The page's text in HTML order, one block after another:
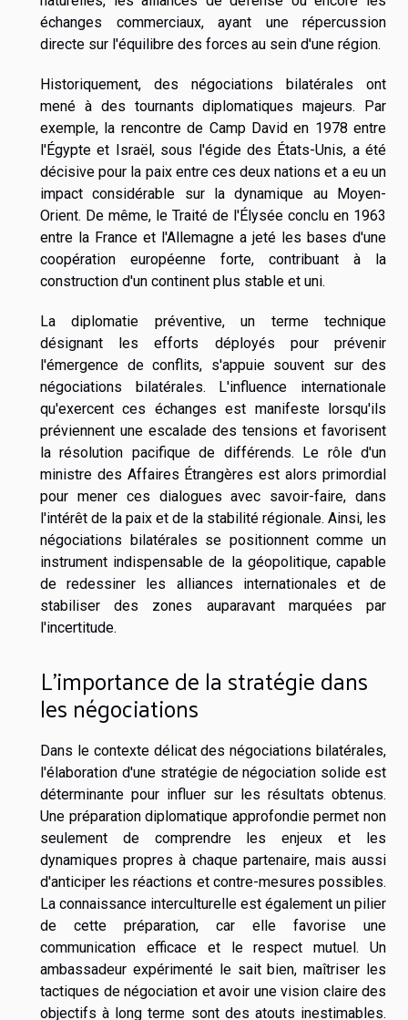
échanges commerciaux, ayant une répercussion
directe sur l'équilibre des forces au sein d'une région.
Historiquement, des négociations bilatérales ont
mené à des tournants diplomatiques majeurs. Par
exemple, la rencontre de Camp David en 1978 entre
l'Égypte et Israël, sous l'égide des États-Unis, a été
décisive pour la paix entre ces deux nations et a eu un
impact considérable sur la dynamique au Moyen-
Orient. De même, le Traité de l'Élysée conclu en 1963
entre la France et l'Allemagne a jeté les bases d'une
coopération européenne forte, contribuant à la
construction d'un continent plus stable et uni.
La diplomatie préventive, un terme technique
désignant les efforts déployés pour prévenir
l'émergence de conflits, s'appuie souvent sur des
négociations bilatérales. L'influence internationale
qu'exercent ces échanges est manifeste lorsqu'ils
préviennent une escalade des tensions et favorisent
la résolution pacifique de différends. Le rôle d'un
ministre des Affaires Étrangères est alors primordial
pour mener ces dialogues avec savoir-faire, dans
l'intérêt de la paix et de la stabilité régionale. Ainsi, les
négociations bilatérales se positionnent comme un
instrument indispensable de la géopolitique, capable
de redessiner les alliances internationales et de
stabiliser des zones auparavant marquées par
l'incertitude.
L'importance de la stratégie dans
les négociations
Dans le contexte délicat des négociations bilatérales,
l'élaboration d'une stratégie de négociation solide est
déterminante pour influer sur les résultats obtenus.
Une préparation diplomatique approfondie permet non
seulement de comprendre les enjeux et les
dynamiques propres à chaque partenaire, mais aussi
d'anticiper les réactions et contre-mesures possibles.
La connaissance interculturelle est également un pilier
de cette préparation, car elle favorise une
communication efficace et le respect mutuel. Un
ambassadeur expérimenté le sait bien, maîtriser les
tactiques de négociation et avoir une vision claire des
objectifs à long terme sont des atouts inestimables.